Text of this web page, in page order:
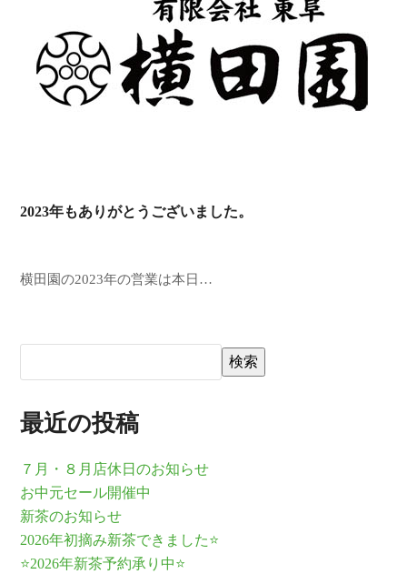
2023年もありがとうございました。
横田園の2023年の営業は本日…
検索
最近の投稿
７月・８月店休日のお知らせ
お中元セール開催中
新茶のお知らせ
2026年初摘み新茶できました⭐
⭐2026年新茶予約承り中⭐